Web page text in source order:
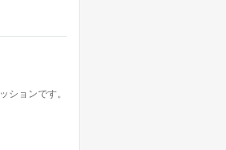
ションです。